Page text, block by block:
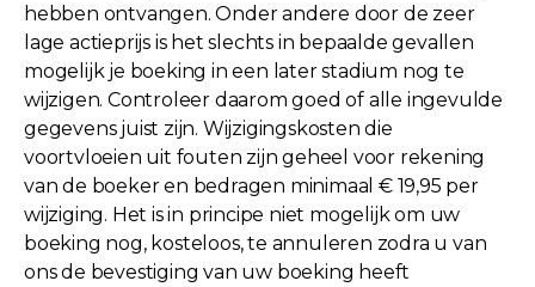
hebben ontvangen. Onder andere door de zeer
lage actieprijs is het slechts in bepaalde gevallen
mogelijk je boeking in een later stadium nog te
wijzigen. Controleer daarom goed of alle ingevulde
gegevens juist zijn. Wijzigingskosten die
voortvloeien uit fouten zijn geheel voor rekening
van de boeker en bedragen minimaal € 19,95 per
wijziging. Het is in principe niet mogelijk om uw
boeking nog, kosteloos, te annuleren zodra u van
ons de bevestiging van uw boeking heeft